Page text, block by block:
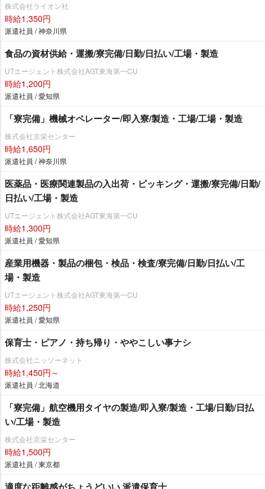
株式会社ライオン社
時給1,350円
派遣社員 / 神奈川県
食品の資材供給・運搬/寮完備/日勤/日払い/工場・製造
UTエージェント株式会社AGT東海第一CU
時給1,200円
派遣社員 / 愛知県
「寮完備」機械オペレーター/即入寮/製造・工場/工場・製造
株式会社京栄センター
時給1,650円
派遣社員 / 神奈川県
医薬品・医療関連製品の入出荷・ピッキング・運搬/寮完備/日勤/
日払い/工場・製造
UTエージェント株式会社AGT東海第一CU
時給1,300円
派遣社員 / 愛知県
産業用機器・製品の梱包・検品・検査/寮完備/日勤/日払い/工
場・製造
UTエージェント株式会社AGT東海第一CU
時給1,250円
派遣社員 / 愛知県
保育士・ピアノ・持ち帰り・ややこしい事ナシ
株式会社ニッソーネット
時給1,450円～
派遣社員 / 北海道
「寮完備」航空機用タイヤの製造/即入寮/製造・工場/日勤/日払
い/工場・製造
株式会社京栄センター
時給1,500円
派遣社員 / 東京都